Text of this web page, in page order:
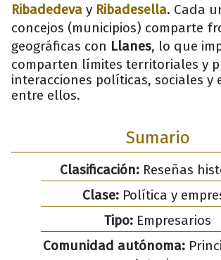
Ribadedeva y Ribadesella. Cada
concejos (municipios) comparte
geográficas con Llanes, lo que
comparten límites territoriales y
interacciones políticas, sociales y
entre ellos.
Sumario
Clasificación:Reseñas
Clase: Política y
Tipo: Empresarios
Comunidad autónoma: